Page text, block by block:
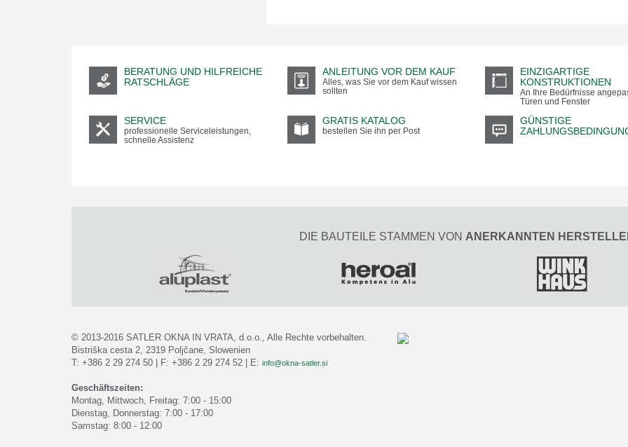
BERATUNG UND HILFREICHE
RATSCHLÄGE
ANLEITUNG VOR DEM KAUF
Alles, was Sie vor dem Kauf wissen
sollten
EINZIGARTIGE
KONSTRUKTIONEN
An Ihre Bedürfnisse
Türen und Fenster
SERVICE
professionelle Serviceleistungen,
schnelle Assistenz
GRATIS KATALOG
bestellen Sie ihn per Post
GÜNSTIGE
DIE BAUTEILE STAMMEN VON ANERKANNTEN
© 2013-2016 SATLER OKNA IN VRATA, d.o.o., Alle Rechte vorbehalten.
Bistriška cesta 2, 2319 Poljčane, Slowenien
T: +386 2 29 274 50 | F: +386 2 29 274 52 | E: info@okna-satler.si
Geschäftszeiten:
Montag, Mittwoch, Freitag: 7:00 - 15:00
Dienstag, Donnerstag: 7:00 - 17:00
Samstag: 8:00 - 12:00